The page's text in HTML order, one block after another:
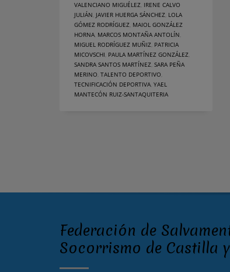
VALENCIANO MIGUÉLEZ, IRENE CALVO
JULIÁN, JAVIER HUERGA SÁNCHEZ, LOLA
GÓMEZ RODRÍGUEZ, MAIOL GONZÁLEZ
HORNA, MARCOS MONTAÑA ANTOLÍN,
MIGUEL RODRÍGUEZ MUÑIZ, PATRICIA
MICOVSCHI, PAULA MARTÍNEZ GONZÁLEZ,
SANDRA SANTOS MARTÍNEZ, SARA PEÑA
MERINO, TALENTO DEPORTIVO,
TECNIFICACIÓN DEPORTIVA, YAEL
MANTECÓN RUIZ-SANTAQUITERIA
Federación de
Socorrismo de Castilla